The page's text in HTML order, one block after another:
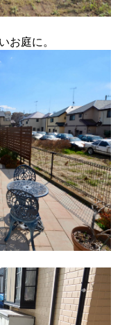
お庭に。